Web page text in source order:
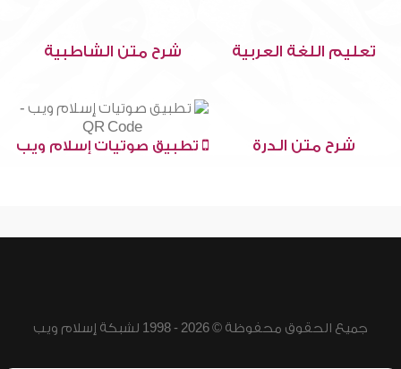
تعليم اللغة العربية شرح متن الشاطبية
شرح متن الدرة تطبيق صوتيات إسلام ويب
جميع الحقوق محفوظة © 2026 - 1998 لشبكة إسلام ويب